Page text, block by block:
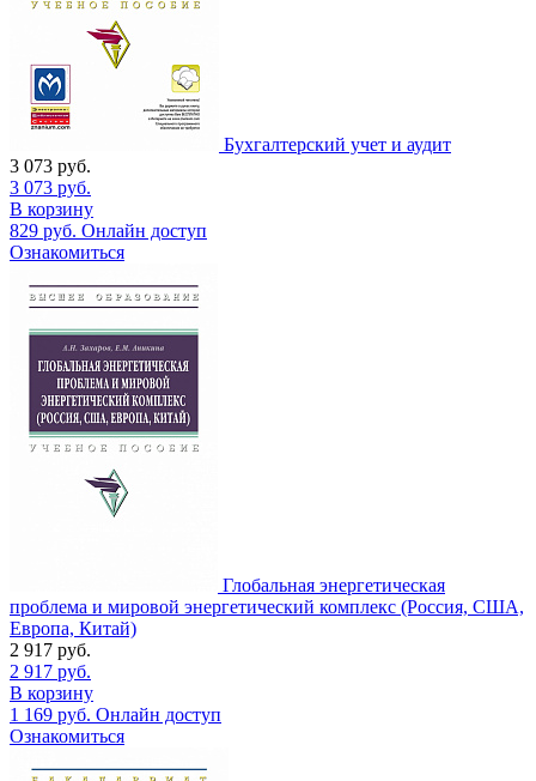
Бухгалтерский учет и аудит
3 073 руб.
3 073 руб.
В корзину
829 руб. Онлайн доступ
Ознакомиться
Глобальная энергетическая
проблема и мировой энергетический комплекс (Россия, США,
Европа, Китай)
2 917 руб.
2 917 руб.
В корзину
1 169 руб. Онлайн доступ
Ознакомиться